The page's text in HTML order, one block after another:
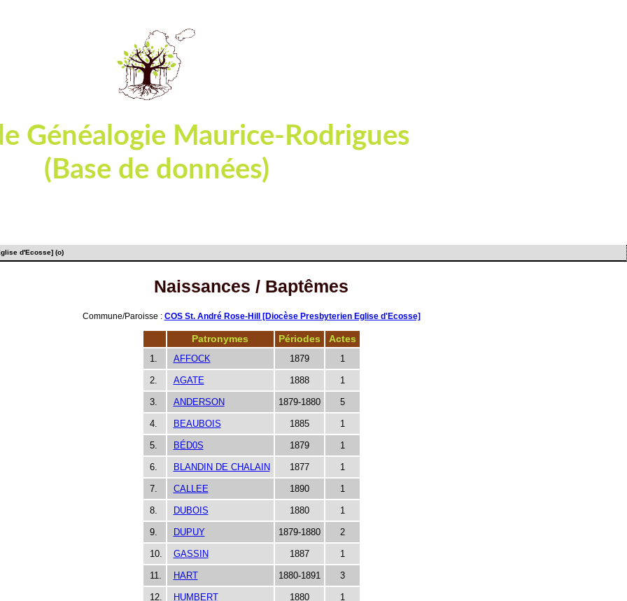
Généalogie Maurice-Rodrigues
(Base de données)
d'Ecosse] (o)
Naissances / Baptêmes
Commune/Paroisse : COS St. André Rose-Hill [Diocèse Presbyterien Eglise d'Ecosse]
Patronymes Périodes Actes
1. AFFOCK 1879 1
2. AGATE 1888 1
3. ANDERSON 1879-1880 5
4. BEAUBOIS 1885 1
5. BÉD0S 1879 1
6. BLANDIN DE CHALAIN 1877 1
7. CALLEE 1890 1
8. DUBOIS 1880 1
9. DUPUY 1879-1880 2
10. GASSIN 1887 1
11. HART 1880-1891 3
12. HUMBERT 1880 1